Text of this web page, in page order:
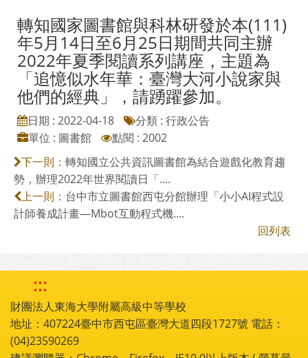
:::
轉知國家圖書館與科林研發於本(111)
年5月14日至6月25日期間共同主辦
2022年夏季閱讀系列講座，主題為
「追憶似水年華：臺灣大河小說家與
他們的經典」，請踴躍參加。
單位 : 圖書館
點閱 : 2002
下一則： 轉知國立公共資訊圖書館為結合遊戲化教育趨
勢，辦理2022年世界閱讀日「....
台中市立圖書館西屯分館辦理「小小AI程式設
:::
財團法人東海大學附屬高級中等學校
地址：407224臺中市西屯區臺灣大道四段1727號 電話：